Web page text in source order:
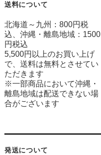
送料について
北海道～九州：800円税
込、沖縄・離島地域：1500
円税込
5,500円以上のお買い上げ
で、送料は無料とさせてい
ただきます
※一部商品において沖縄・
離島地域は配送できない場
合がございます
発送について